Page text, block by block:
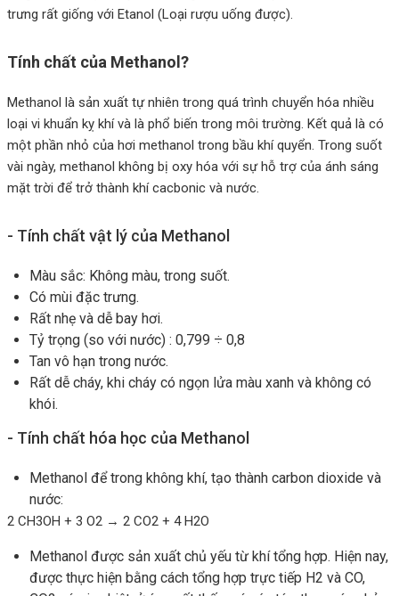
trưng rất giống với Etanol (Loại rượu uống được).
Tính chất của Methanol?
Methanol là sản xuất tự nhiên trong quá trình chuyển hóa nhiều
loại vi khuẩn kỵ khí và là phổ biến trong môi trường. Kết quả là có
một phần nhỏ của hơi methanol trong bầu khí quyển. Trong suốt
vài ngày, methanol không bị oxy hóa với sự hỗ trợ của ánh sáng
mặt trời để trở thành khí cacbonic và nước.
- Tính chất vật lý của Methanol
Màu sắc: Không màu, trong suốt.
Có mùi đặc trưng.
Rất nhẹ và dễ bay hơi.
Tỷ trọng (so với nước) : 0,799 ÷ 0,8
Tan vô hạn trong nước.
Rất dễ cháy, khi cháy có ngọn lửa màu xanh và không có
khói.
- Tính chất hóa học của Methanol
Methanol để trong không khí, tạo thành carbon dioxide và
nước:
2 CH3OH + 3 O2 → 2 CO2 + 4 H2O
Methanol được sản xuất chủ yếu từ khí tổng hợp. Hiện nay,
được thực hiện bằng cách tổng hợp trực tiếp H2 và CO,